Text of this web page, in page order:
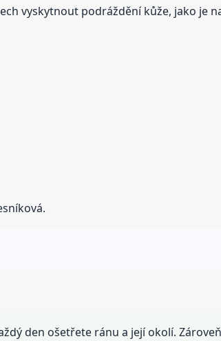
vyskytnout podráždění kůže, jako je
den ošetřete ránu a její okolí.